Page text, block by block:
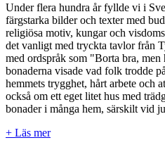
Under flera hundra år fyllde vi i
färgstarka bilder och texter med
religiösa motiv, kungar och
det vanligt med tryckta tavlor från
med ordspråk som "Borta bra,
bonaderna visade vad folk trodde
hemmets trygghet, hårt arbete och
också om ett eget litet hus med
bonader i många hem, särskilt vid
+ Läs mer